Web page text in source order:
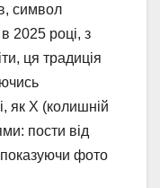
символ
2025 році, з
ця традиція
як X (колишній
пости від
показуючи фото